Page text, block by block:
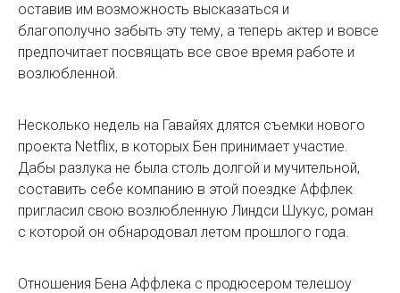
оставив им возможность высказаться и
благополучно забыть эту тему, а теперь актер и вовсе
предпочитает посвящать все свое время работе и
возлюбленной.
Несколько недель на Гавайях длятся съемки нового
проекта Netflix, в которых Бен принимает участие.
Дабы разлука не была столь долгой и мучительной,
составить себе компанию в этой поездке Аффлек
пригласил свою возлюбленную Линдси Шукус, роман
с которой он обнародовал летом прошлого года.
Отношения Бена Аффлека с продюсером телешоу